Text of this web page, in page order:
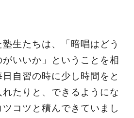
生たちは、「暗唱はどう
いいか」ということを相
自習の時に少し時間をと
たりと、できるようにな
コツと積んできていまし